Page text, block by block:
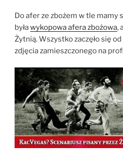
Do afer ze zbożem w tle mamy
byławykopowa afera zbożowa,
Żytnią. Wszystko zaczęło się
zdjęcia zamieszczonego na